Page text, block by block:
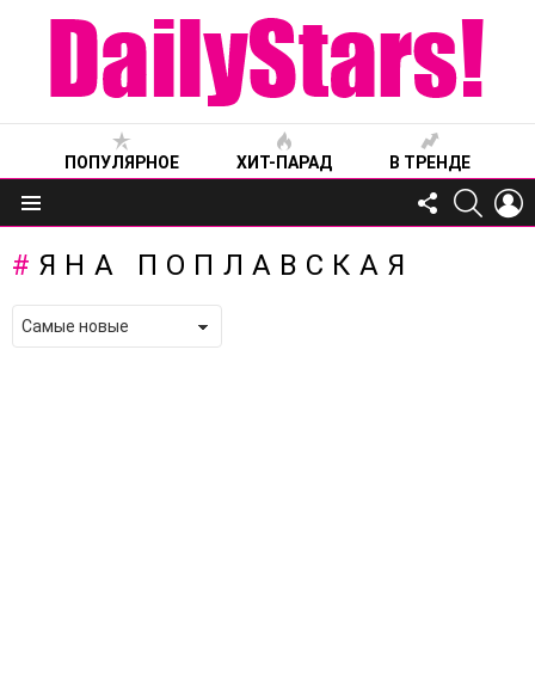
ПОПУЛЯРНОЕ ХИТ-ПАРАД В ТРЕНДЕ
Меню
FOLLOW
US
ЯНА ПОПЛАВСКАЯ